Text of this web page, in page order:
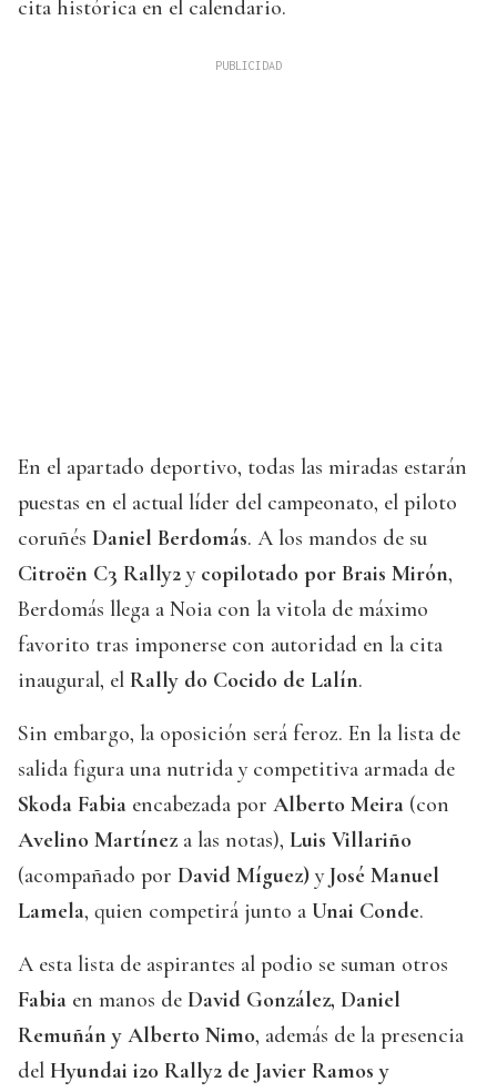
cita histórica en el calendario.
En el apartado deportivo, todas las miradas estarán
puestas en el actual líder del campeonato, el piloto
coruñés Daniel Berdomás. A los mandos de su
Citroën C3 Rally2 y copilotado por Brais Mirón,
Berdomás llega a Noia con la vitola de máximo
favorito tras imponerse con autoridad en la cita
inaugural, el Rally do Cocido de Lalín.
Sin embargo, la oposición será feroz. En la lista de
salida figura una nutrida y competitiva armada de
Skoda Fabia encabezada por Alberto Meira (con
Avelino Martínez a las notas), Luis Villariño
(acompañado por David Míguez) yJosé Manuel
Lamela, quien competirá junto a Unai Conde.
A esta lista de aspirantes al podio se suman otros
Fabia en manos de David González, Daniel
Remuñán y Alberto Nimo, además de la presencia
del Hyundai i20 Rally2 de Javier Ramos y